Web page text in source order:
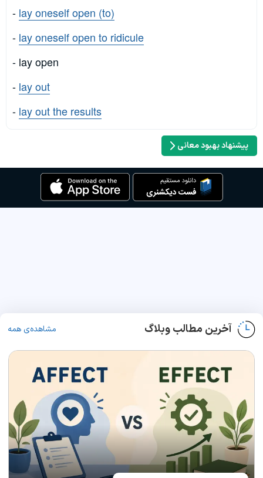
- lay oneself open (to)
- lay oneself open to ridicule
- lay open
- lay out
- lay out the results
پیشنهاد بهبود معانی
آخرین مطالب وبلاگ مشاهده‌ی همه